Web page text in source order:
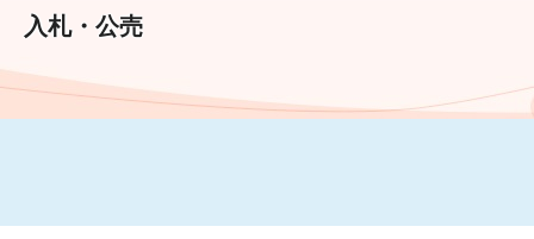
文
入札・公売